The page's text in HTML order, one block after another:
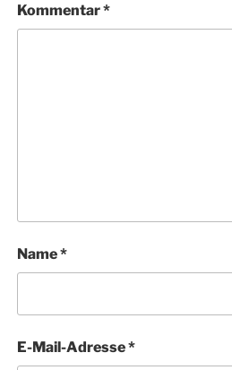
Kommentar*
Name*
E-Mail-Adresse*